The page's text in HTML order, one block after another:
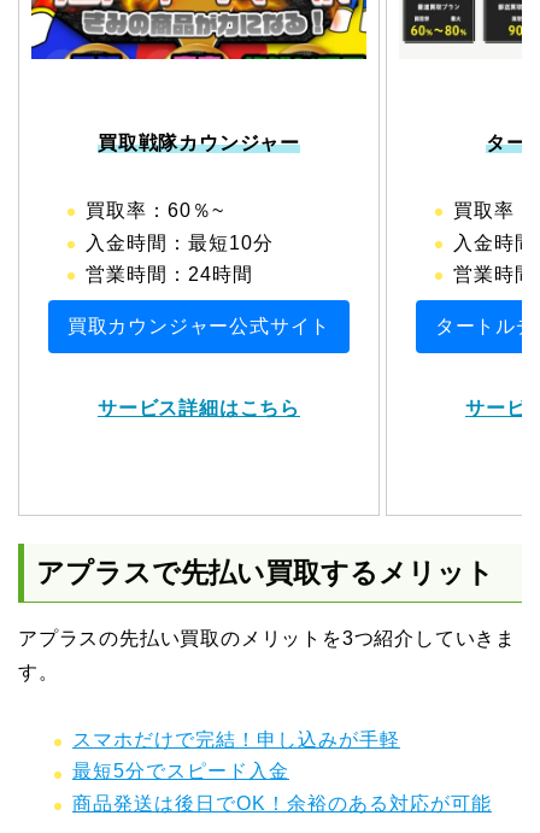
買取戦隊カウンジャー
買取率：60％~
入金時間：最短10分
営業時間：24時間
買取カウンジャー公式サイト
サービス詳細はこちら
ター
買取率
入金時
営業時
タートル
サービ
アプラスで先払い買取するメリット
アプラスの先払い買取のメリットを3つ紹介していきま
す。
スマホだけで完結！申し込みが手軽
最短5分でスピード入金
商品発送は後日でOK！余裕のある対応が可能